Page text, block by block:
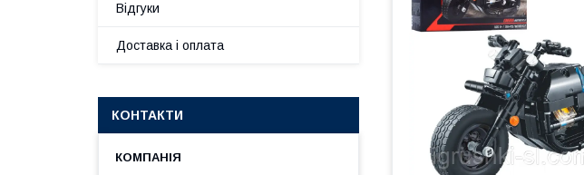
Відгуки
Доставка і оплата
КОНТАКТИ